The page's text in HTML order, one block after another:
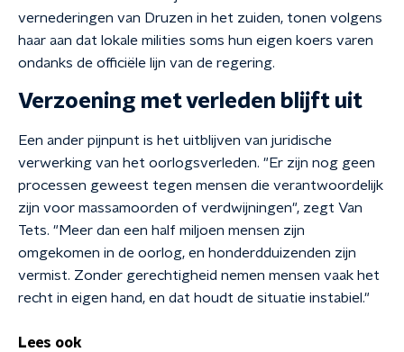
vernederingen van Druzen in het zuiden, tonen volgens
haar aan dat lokale milities soms hun eigen koers varen
ondanks de officiële lijn van de regering.
Verzoening met verleden blijft uit
Een ander pijnpunt is het uitblijven van juridische
verwerking van het oorlogsverleden. "Er zijn nog geen
processen geweest tegen mensen die verantwoordelijk
zijn voor massamoorden of verdwijningen", zegt Van
Tets. "Meer dan een half miljoen mensen zijn
omgekomen in de oorlog, en honderdduizenden zijn
vermist. Zonder gerechtigheid nemen mensen vaak het
recht in eigen hand, en dat houdt de situatie instabiel."
Lees ook